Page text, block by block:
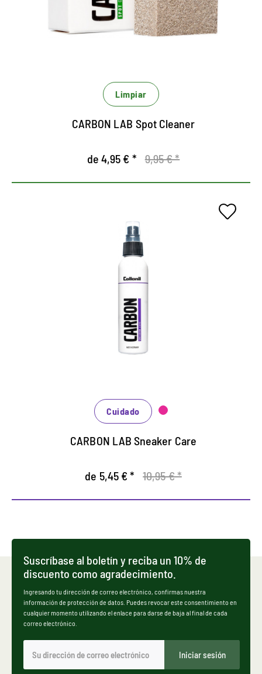
Elimina la suciedad puntual.
Especialmente diseñado para gamurza.
Limpiar
CARBON LAB Spot Cleaner
de 4,95 € * 9,95 € *
Hidratante para zapatos
deportivos.
Cuida a todos los cueros lisos e gamurzas, así
Suministra el material con una humedad valiosa.
Cuidado
CARBON LAB Sneaker Care
de 5,45 € * 10,95 € *
Suscríbase al boletín y reciba un 10% de
discuento como agradecimiento.
Ingresando tu dirección de correo electrónico, confirmas nuestra
información de protección de datos. Puedes revocar este consentimiento en
cualquier momento utilizando el enlace para darse de baja al final de cada
correo electrónico.
Iniciar sesión